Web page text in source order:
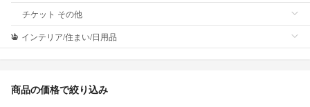
チケット その他
インテリア/住まい/日用品
商品の価格で絞り込み